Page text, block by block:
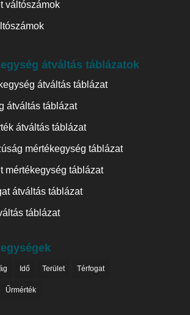
váltószámok
átváltás táblázatok
átváltás táblázat
átváltás táblázat
átváltás táblázat
mértékegység táblázat
mértékegység táblázat
átváltás táblázat
táblázat
Idő Terület Térfogat
Űrmérték